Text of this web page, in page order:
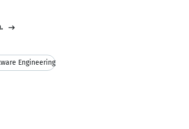
Engineering